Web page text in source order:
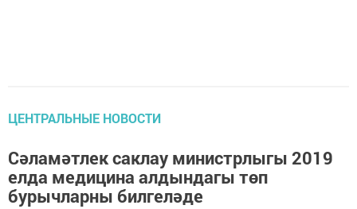
ЦЕНТРАЛЬНЫЕ НОВОСТИ
Сәламәтлек саклау министрлыгы 2019
елда медицина алдындагы төп
бурычларны билгеләде